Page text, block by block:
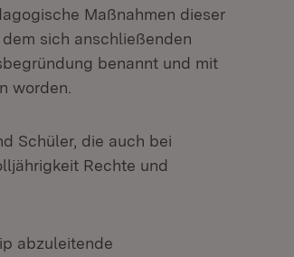
Maßnahmen dieser
sich anschließenden
benannt und mit
worden.
Schüler, die auch bei
Rechte und
abzuleitende